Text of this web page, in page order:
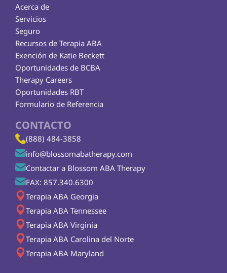
Acerca de
Servicios
Seguro
Exención de Katie Beckett
Recursos de Terapia ABA
Therapy Careers
Oportunidades de BCBA
Oportunidades RBT
Formulario de Referencia
CONTACTO
(888) 484-3858
info@blossomabatherapy.com
Contactar a Blossom ABA Therapy
FAX: 857.340.6300
Terapia ABA Georgia
Terapia ABA Tennessee
Terapia ABA Virginia
Terapia ABA Carolina del Norte
Terapia ABA Maryland